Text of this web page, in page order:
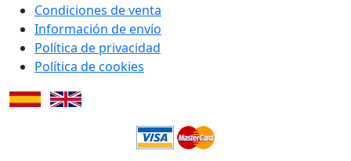
Condiciones de venta
Información de envío
Política de privacidad
Política de cookies